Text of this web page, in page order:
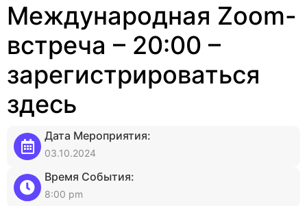
Международная Zoom-
встреча – 20:00 –
зарегистрироваться
здесь
Дата Мероприятия:
03.10.2024
Время События:
8:00 pm